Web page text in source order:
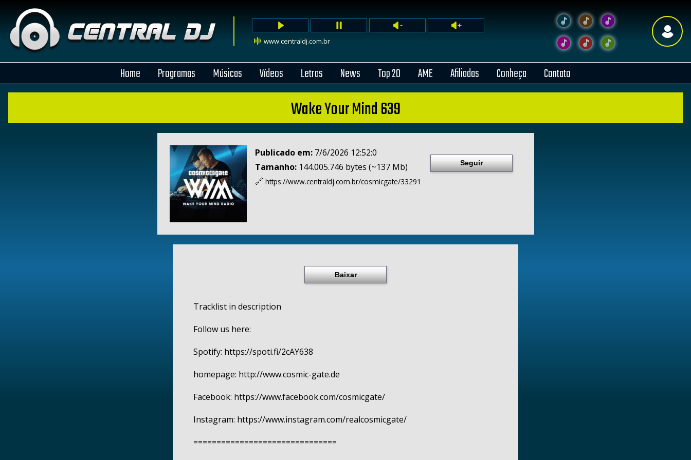
www.centraldj.com.br
Home Programas Músicas Vídeos Letras News Top 20 AME Afiliadas Conheça Contato
Wake Your Mind 639
Publicado em: 7/6/2026 12:52:0
Tamanho:144.005.746 bytes (~137 Mb)
🔗 https://www.centraldj.com.br/cosmicgate/33291
Seguir
Baixar
Tracklist in description
Follow us here:
Spotify: https://spoti.fi/2cAY638
homepage: http://www.cosmic-gate.de
Facebook: https://www.facebook.com/cosmicgate/
Instagram: https://www.instagram.com/realcosmicgate/
===============================